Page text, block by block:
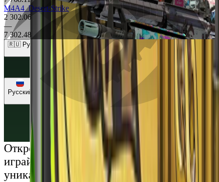
M4A4Desert-Strike
2 302.06
—
7 302.48
🇷🇺 Рубли (RUB)
🇺🇸 Доллары (USD) 🇪🇺 Евро (EUR)
🇷🇺 Рубли (RUB)
Русский
Українська
Открой мир премиальных развлечений:
играй честно и наслаждайся
уникальными впечатлениями